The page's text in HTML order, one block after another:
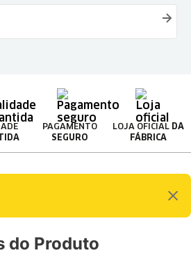
PAGAMENTO
SEGURO
LOJA OFICIAL DA
FÁBRICA
do Produto